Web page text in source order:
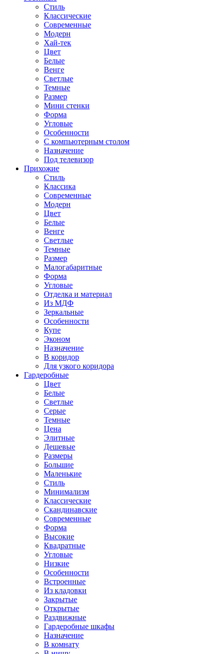
Стиль
Классические
Современные
Модерн
Хай-тек
Цвет
Белые
Венге
Светлые
Темные
Размер
Мини стенки
Форма
Угловые
Особенности
С компьютерным столом
Назначение
Под телевизор
Прихожие
Стиль
Классика
Современные
Модерн
Цвет
Белые
Венге
Светлые
Темные
Размер
Малогабаритные
Форма
Угловые
Отделка и материал
Из МДФ
Зеркальные
Особенности
Купе
Эконом
Назначение
В коридор
Для узкого коридора
Гардеробные
Цвет
Белые
Светлые
Серые
Темные
Цена
Элитные
Дешевые
Размеры
Большие
Маленькие
Стиль
Минимализм
Классические
Скандинавские
Современные
Форма
Высокие
Квадратные
Угловые
Низкие
Особенности
Встроенные
Из кладовки
Закрытые
Открытые
Раздвижные
Гардеробные шкафы
Назначение
В комнату